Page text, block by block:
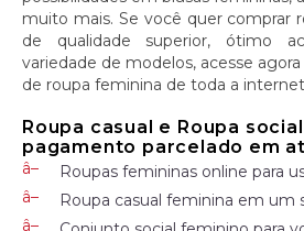
muito mais. Se você quer comprar
de qualidade superior, ótimo
variedade de modelos, acesse
de roupa feminina de toda a
Roupa casual e Roupa
pagamento parcelado em
Roupas femininas online para
Roupa casual feminina em um